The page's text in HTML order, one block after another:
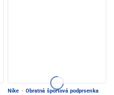
Nike · Obratná športová podprsenka